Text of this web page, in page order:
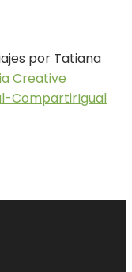
por Tatiana
Creative
CompartirIgual